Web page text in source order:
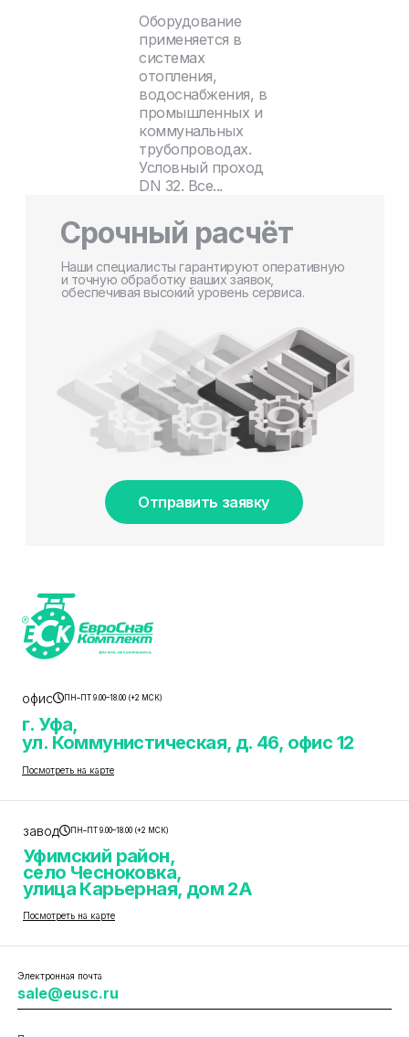
Оборудование
применяется в
системах
отопления,
водоснабжения, в
промышленных и
коммунальных
трубопроводах.
Условный проход
DN 32. Все...
Срочный расчёт
Наши специалисты гарантируют оперативную
и точную обработку ваших заявок,
обеспечивая высокий уровень сервиса.
Отправить заявку
офис ПН–ПТ 9.00–18.00 (+2 МСК)
г. Уфа,
ул. Коммунистическая, д. 46, офис 12
Посмотреть на карте
завод ПН–ПТ 9.00–18.00 (+2 МСК)
Уфимский район,
село Чесноковка,
улица Карьерная, дом 2А
Посмотреть на карте
Электронная почта
sale@eusc.ru